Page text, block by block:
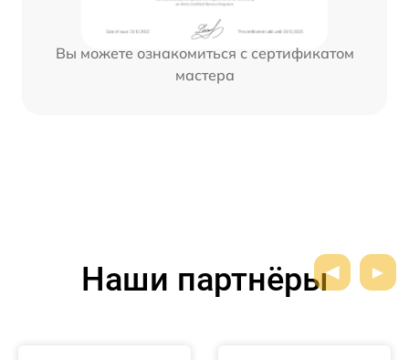
Вы можете ознакомиться с сертификатом
мастера
Наши партнёры